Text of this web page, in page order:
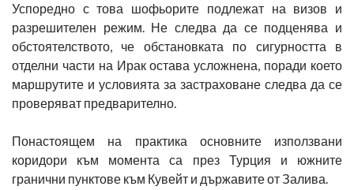
Успоредно с това шофьорите подлежат на визов и
разрешителен режим. Не следва да се подценява и
обстоятелството, че обстановката по сигурността в
отделни части на Ирак остава усложнена, поради което
маршрутите и условията за застраховане следва да се
проверяват предварително.
Понастоящем на практика основните използвани
коридори към момента са през Турция и южните
гранични пунктове към Кувейт и държавите от Залива.